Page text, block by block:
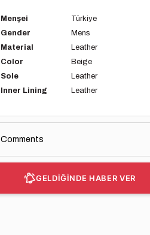
Menşei
Türkiye
Gender
Mens
Material
Leather
Color
Beige
Sole
Leather
Inner Lining
Leather
Comments
GELDİĞİNDE HABER VER